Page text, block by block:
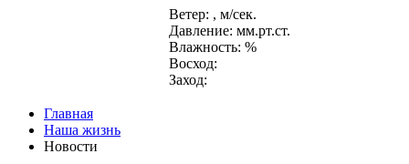
Ветер: , м/сек.
Давление: мм.рт.ст.
Влажность: %
Восход:
Заход:
Главная
Наша жизнь
Новости